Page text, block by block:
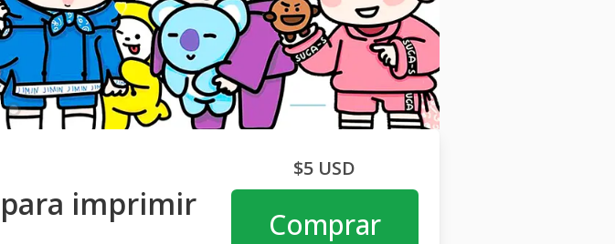
para imprimir
$5 USD
Comprar